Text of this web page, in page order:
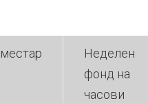
Неделен
фонд на
часови